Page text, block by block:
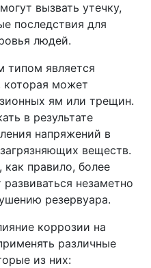
вызвать утечку,
последствия для
людей.
типом является
которая может
ям или трещин.
в результате
напряжений в
веществ.
как правило, более
незаметно
резервуара.
коррозии на
различные
из них: